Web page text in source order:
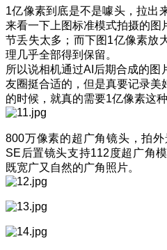
1亿像素到底是不是噱头，拉出
来看一下上图标准模式拍摄的图
节丢失太多；而下图1亿像素放
理几乎全部得到保留。
所以说相机通过AI后期合成的
友圈挺合适的，但是真要记录美
的时候，就真的需要1亿像素这
800万像素的超广角镜头，拍
SE后置镜头支持112度超广角
既宽广又自然的广角照片。